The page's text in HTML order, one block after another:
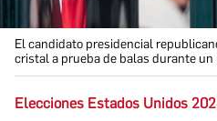
El candidato presidencial
cristal a prueba de balas durante un
Elecciones Estados Unidos